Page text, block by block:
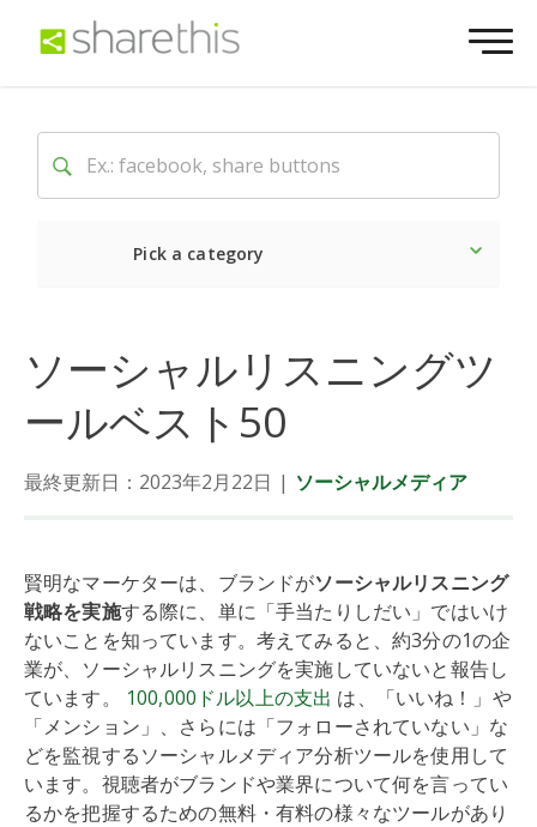
Pick a category
ソーシャルリスニングツ
ールベスト50
最終更新日：2023年2月22日 | ソーシャルメディア
賢明なマーケターは、ブランドがソーシャルリスニング
戦略を実施する際に、単に「手当たりしだい」ではいけ
ないことを知っています。考えてみると、約3分の1の企
業が、ソーシャルリスニングを実施していないと報告し
ています。 100,000ドル以上の支出 は、「いいね！」や
「メンション」、さらには「フォローされていない」な
どを監視するソーシャルメディア分析ツールを使用して
います。視聴者がブランドや業界について何を言ってい
るかを把握するための無料・有料の様々なツールがあり